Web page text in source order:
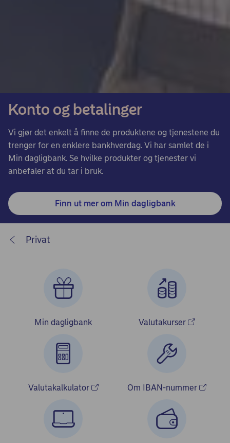
Konto og betalinger
Vi gjør det enkelt å finne de produktene og tjenestene du
trenger for en enklere bankhverdag. Vi har samlet de i
Min dagligbank. Se hvilke produkter og tjenester vi
anbefaler at du tar i bruk.
Finn ut mer om Min dagligbank
Privat
Min dagligbank Valutakurser
Valutakalkulator Om IBAN-nummer